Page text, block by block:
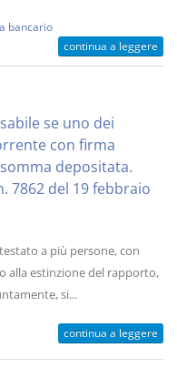
bancario
continua a leggere
se uno dei
con firma
depositata.
7862 del 19 febbraio
a più persone, con
alla estinzione del rapporto,
si...
continua a leggere